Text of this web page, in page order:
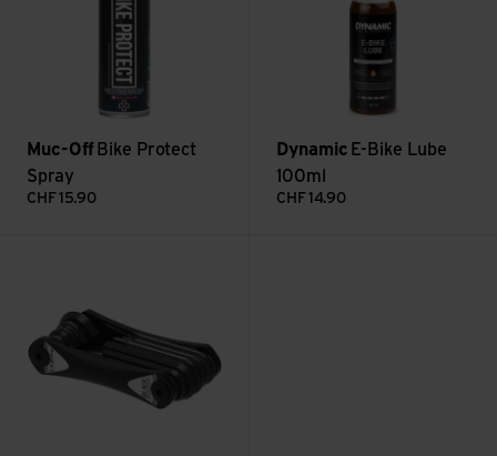
Muc-Off Bike Protect
Spray
CHF 15.90
Dynamic E-Bike Lube
100ml
CHF 14.90